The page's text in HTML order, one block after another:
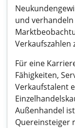
und
Verkaufszahlen
Für eine
Fähigkeiten,
Verkaufstalent
Außenhandel
Quereinsteiger